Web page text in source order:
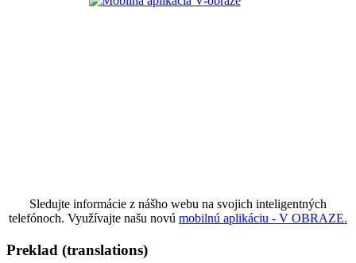
Sledujte informácie z nášho webu na svojich inteligentných
telefónoch. Využívajte našu novú mobilnú aplikáciu - V OBRAZE.
Preklad (translations)